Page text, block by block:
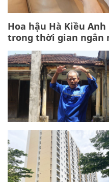
Hoa hậu Hà Kiều
trong thời gian ngắn